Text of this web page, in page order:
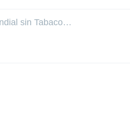
sin Tabaco…